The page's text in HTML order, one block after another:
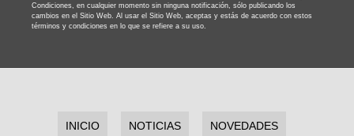
Condiciones, en cualquier momento sin ninguna notificación, sólo publicando los
cambios en el Sitio Web. Al usar el Sitio Web, aceptas y estás de acuerdo con estos
términos y condiciones en lo que se refiere a su uso.
INICIO NOTICIAS NOVEDADES